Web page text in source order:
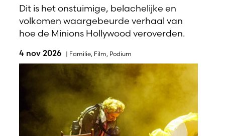
Dit is het onstuimige, belachelijke en
volkomen waargebeurde verhaal van
hoe de Minions Hollywood veroverden.
4 nov 2026 | Familie Film Podium